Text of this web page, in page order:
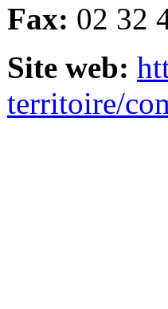
Fax: 02 32
Site web:
territoire/